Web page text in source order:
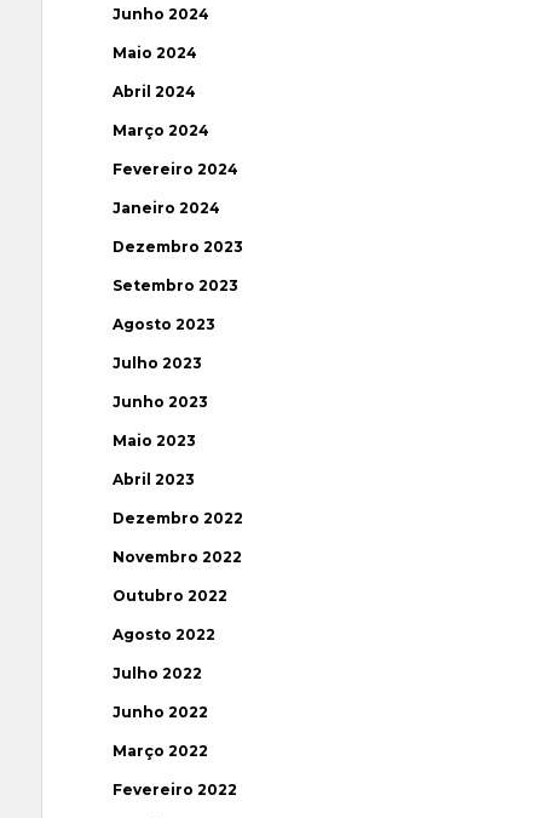
Junho 2024
Maio 2024
Abril 2024
Março 2024
Fevereiro 2024
Janeiro 2024
Dezembro 2023
Setembro 2023
Agosto 2023
Julho 2023
Junho 2023
Maio 2023
Abril 2023
Dezembro 2022
Novembro 2022
Outubro 2022
Agosto 2022
Julho 2022
Junho 2022
Março 2022
Fevereiro 2022